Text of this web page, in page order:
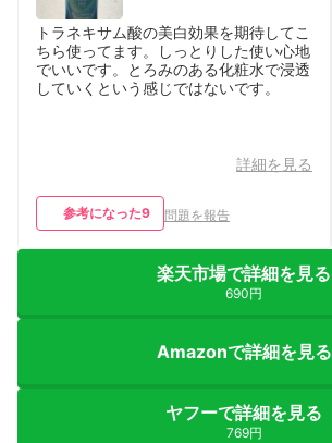
トラネキサム酸の美白効果を期待してこ
ちら使ってます。しっとりした使い心地
でいいです。とろみのある化粧水で浸透
していくという感じではないです。
詳細を見る
参考になった9 問題を報告
楽天市場で詳細を見る
690円
Amazonで詳細を見る
ヤフーで詳細を見る
769円